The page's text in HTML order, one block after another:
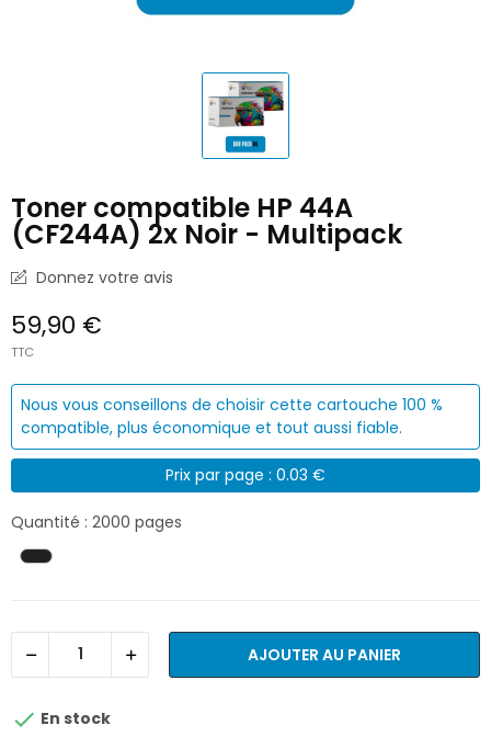
Toner compatible HP 44A
(CF244A) 2x Noir - Multipack
Donnez votre avis
59,90 €
TTC
Nous vous conseillons de choisir cette cartouche 100 %
compatible, plus économique et tout aussi fiable.
Prix par page : 0.03 €
Quantité : 2000 pages
AJOUTER AU PANIER
 En stock